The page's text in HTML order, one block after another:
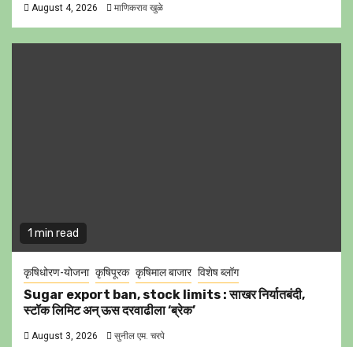
August 4, 2026 माणिकराव खुळे
1 min read
कृषिधोरण-योजना कृषिपूरक कृषिमाल बाजार विशेष ब्लॉग
Sugar export ban, stock limits : साखर निर्यातबंदी,
स्टॉक लिमिट अन् ऊस दरवाढीला ‘ब्रेक’
August 3, 2026 सुनील एम. चरपे